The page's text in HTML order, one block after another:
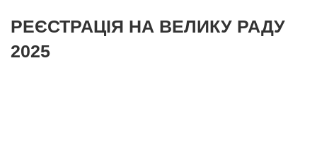
РЕЄСТРАЦІЯ НА ВЕЛИКУ РАДУ
2025